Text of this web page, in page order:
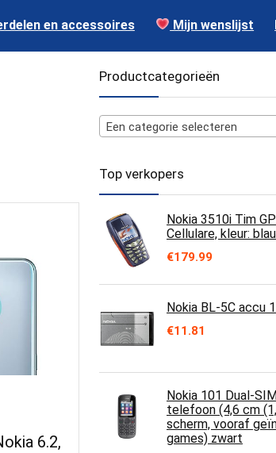
en accessoires Mijn wenslijst
6.2,
Productcategorieën
Een categorie selecteren
Top verkopers
Nokia 3510i Tim
Cellulare, kleur:
€179.99
Nokia BL-5C accu
€11.81
Nokia 101 Dual-
telefoon (4,6 cm
scherm, vooraf
games) zwart